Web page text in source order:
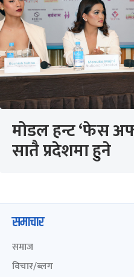
मोडल हन्ट ‘फेस
सातै प्रदेशमा हुने
समाचार
समाज
विचार/ब्लग